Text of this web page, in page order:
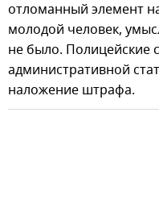
отломанный элемент
молодой человек,
не было. Полицейские
административной
наложение штрафа.